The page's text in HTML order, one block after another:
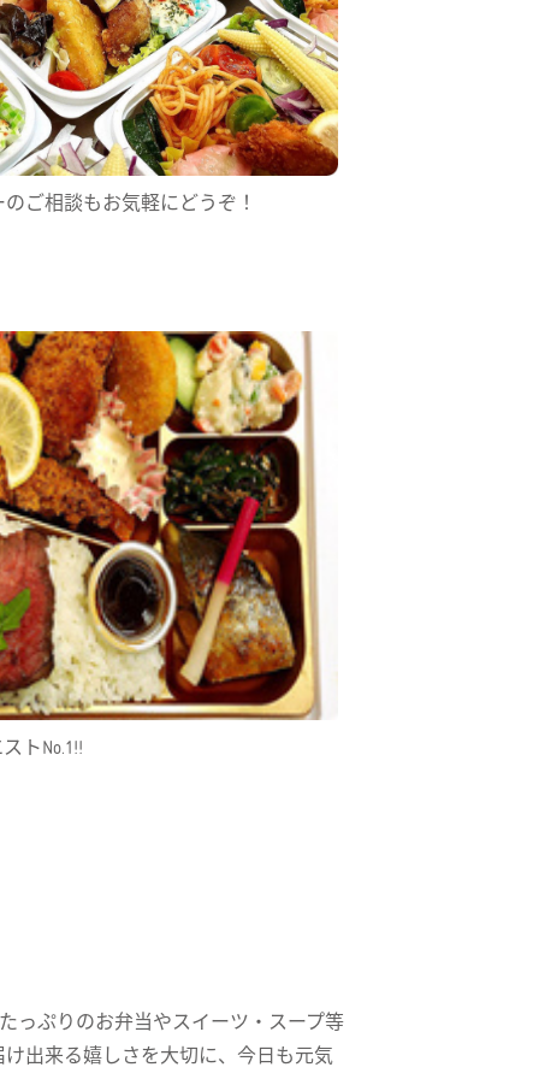
ご相談もお気軽にどうぞ！
トNo.1!!
っぷりのお弁当やスイーツ・スープ等
出来る嬉しさを大切に、今日も元気